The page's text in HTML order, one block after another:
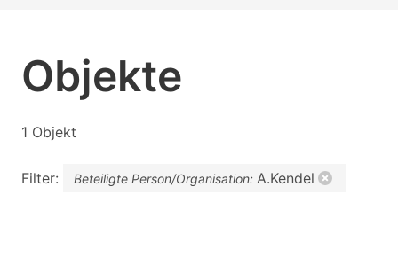
Objekte
1 Objekt
Filter: Beteiligte Person/Organisation: A.Kendel